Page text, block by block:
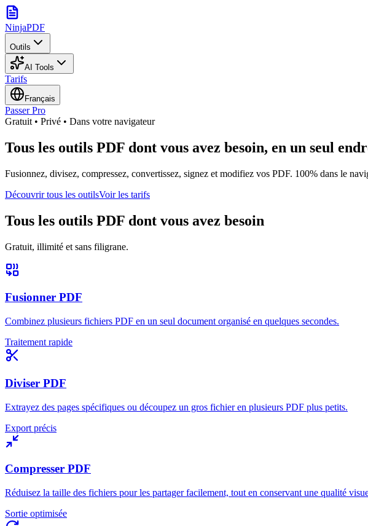
NinjaPDF
Outils
AI Tools
Tarifs
Français
Passer Pro
Gratuit • Privé • Dans votre navigateur
Tous les outils PDF dont vous avez besoin, en un seul
Fusionnez, divisez, compressez, convertissez, signez et modifiez vos PDF. 100% dans le
Découvrir tous les outilsVoir les tarifs
Tous les outils PDF dont vous avez besoin
Gratuit, illimité et sans filigrane.
Fusionner PDF
Combinez plusieurs fichiers PDF en un seul document organisé en quelques secondes.
Traitement rapide
Diviser PDF
Extrayez des pages spécifiques ou découpez un gros fichier en plusieurs PDF plus petits.
Export précis
Compresser PDF
Réduisez la taille des fichiers pour les partager facilement, tout en conservant une qualité
Sortie optimisée